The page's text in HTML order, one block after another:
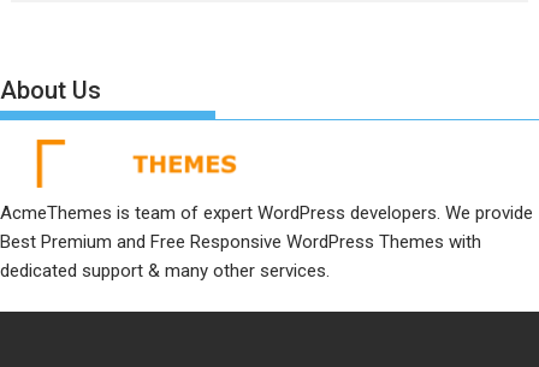
About Us
AcmeThemes is team of expert WordPress developers. We provide
Best Premium and Free Responsive WordPress Themes with
dedicated support & many other services.